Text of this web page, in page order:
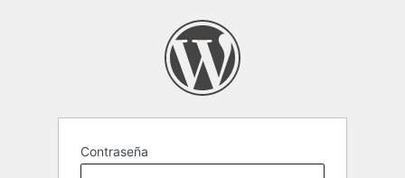
Contraseña